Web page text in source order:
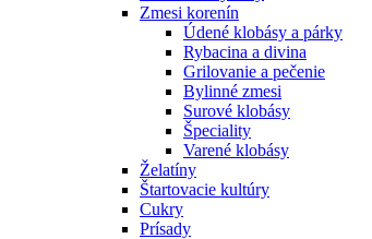
Zmesi korenín
Údené klobásy a párky
Rybacina a divina
Grilovanie a pečenie
Bylinné zmesi
Surové klobásy
Špeciality
Varené klobásy
Želatíny
Štartovacie kultúry
Cukry
Prísady